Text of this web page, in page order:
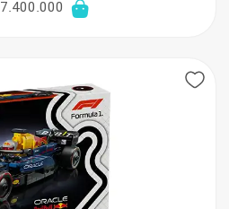
7.400.000